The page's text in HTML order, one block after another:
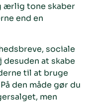
ærlig tone skaber
end en
sociale
at skabe
til at bruge
den måde gør du
men